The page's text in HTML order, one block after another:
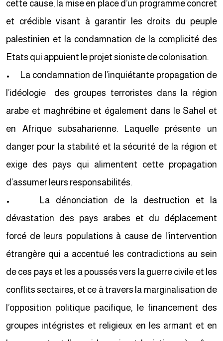
cette cause, la mise en place d’un programme concret
et crédible visant à garantir les droits du peuple
palestinien et la condamnation de la complicité des
Etats qui appuient le projet sioniste de colonisation.
• La condamnation de l’inquiétante propagation de
l’idéologie des groupes terroristes dans la région
arabe et maghrébine et également dans le Sahel et
en Afrique subsaharienne. Laquelle présente un
danger pour la stabilité et la sécurité de la région et
exige des pays qui alimentent cette propagation
d’assumer leurs responsabilités.
• La dénonciation de la destruction et la
dévastation des pays arabes et du déplacement
forcé de leurs populations à cause de l’intervention
étrangère qui a accentué les contradictions au sein
de ces pays et les a poussés vers la guerre civile et les
conflits sectaires, et ce à travers la marginalisation de
l’opposition politique pacifique, le financement des
groupes intégristes et religieux en les armant et en